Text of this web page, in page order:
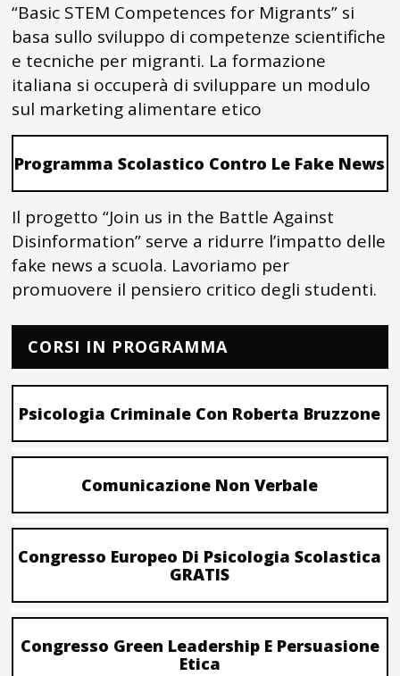
“Basic STEM Competences for Migrants” si
basa sullo sviluppo di competenze scientifiche
e tecniche per migranti. La formazione
italiana si occuperà di sviluppare un modulo
sul marketing alimentare etico
Programma Scolastico Contro Le Fake News
Il progetto “Join us in the Battle Against
Disinformation” serve a ridurre l’impatto delle
fake news a scuola. Lavoriamo per
promuovere il pensiero critico degli studenti.
CORSI IN PROGRAMMA
Psicologia Criminale Con Roberta Bruzzone
Comunicazione Non Verbale
Congresso Europeo Di Psicologia Scolastica
GRATIS
Congresso Green Leadership E Persuasione
Etica